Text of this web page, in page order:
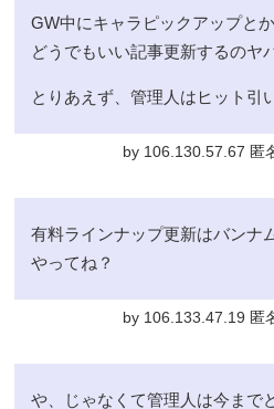
GW中にキャラピックアップと
どうでもいい記事更新するのヤ
とりあえず、管理人はヒット引
by 106.130.57.67 匿
有料ラインナップ更新はバンナ
やってね？
by 106.133.47.19 匿
や、じゃなくて管理人は今まで